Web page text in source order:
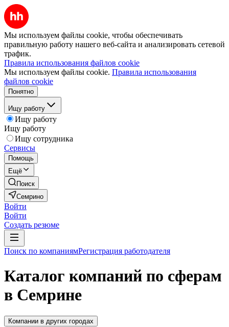
Мы используем файлы cookie, чтобы обеспечивать
правильную работу нашего веб-сайта и анализировать сетевой
трафик.
Правила использования файлов cookie
Мы используем файлы cookie. Правила использования
файлов cookie
Понятно
Ищу работу
Ищу работу
Ищу работу
Ищу сотрудника
Сервисы
Помощь
Ещё
Поиск
Семрино
Войти
Войти
Создать резюме
Поиск по компаниямРегистрация работодателя
Каталог компаний по сферам
в Семрине
Компании в других городах